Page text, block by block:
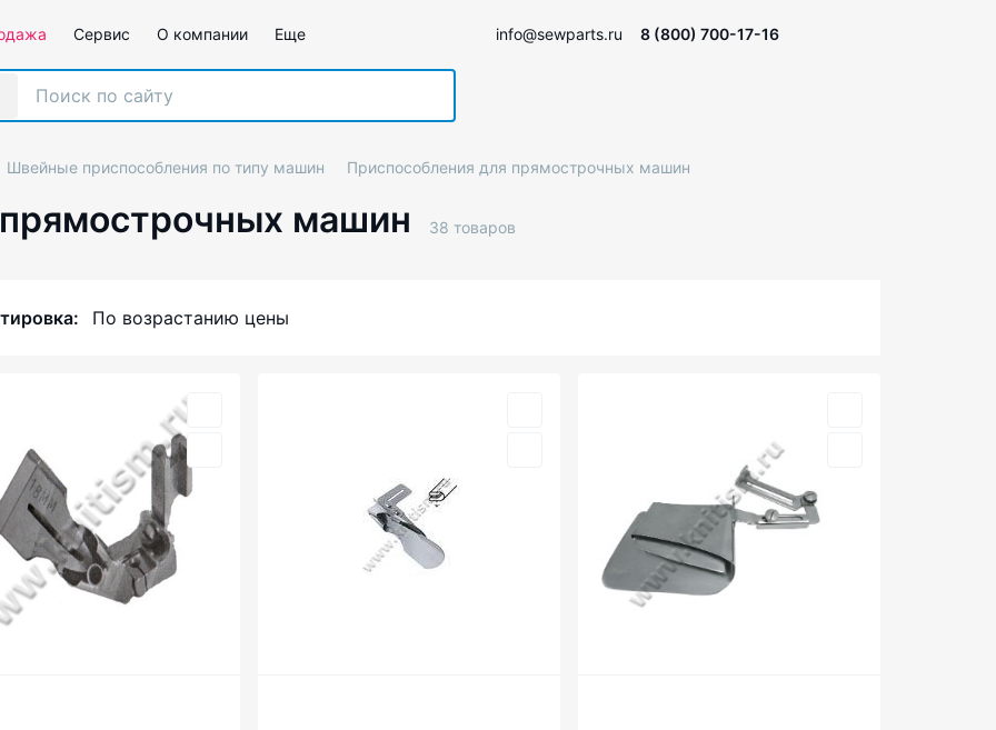
Сервис О компании Еще info@sewparts.ru 8 (800) 700-17-16
Швейные приспособления по типу машин Приспособления для прямострочных машин
машин 38 товаров
По возрастанию цены